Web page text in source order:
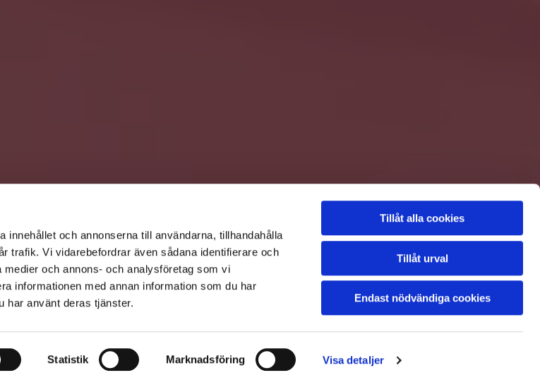
innehållet och annonserna till användarna, tillhandahålla
trafik. Vi vidarebefordrar även sådana identifierare och
och annons- och analysföretag som vi
informationen med annan information som du har
har använt deras tjänster.
Statistik Marknadsföring Visa detaljer
Tillåt alla cookies
Tillåt urval
Endast nödvändiga cookies
hCaptcha